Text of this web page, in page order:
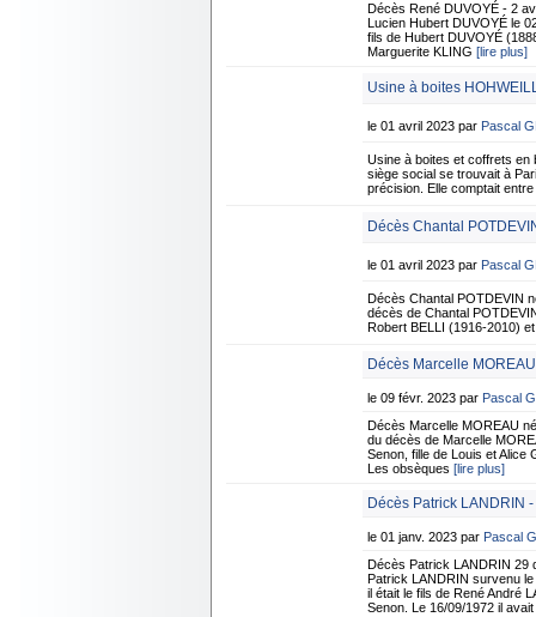
Décès René DUVOYÉ - 2
Lucien Hubert DUVOYÉ le
fils de Hubert DUVOYÉ
Marguerite KLING [lire plus]
Usine à boites
le 01 avril 2023 par Pascal
Usine à boites et coffrets en
siège social se trouvait à
précision. Elle comptait
Décès Chantal
le 01 avril 2023 par Pascal
Décès Chantal POTDEVIN
décès de Chantal
Robert BELLI (1916-2010)
Décès Marcelle
le 09 févr. 2023 par Pascal
Décès Marcelle MOREAU
du décès de Marcelle
Senon, fille de Louis et Alice
Les obsèques [lire plus]
Décès Patrick LANDRIN
le 01 janv. 2023 par Pascal
Décès Patrick LANDRIN 29
Patrick LANDRIN survenu
il était le fils de René André
Senon. Le 16/09/1972 il